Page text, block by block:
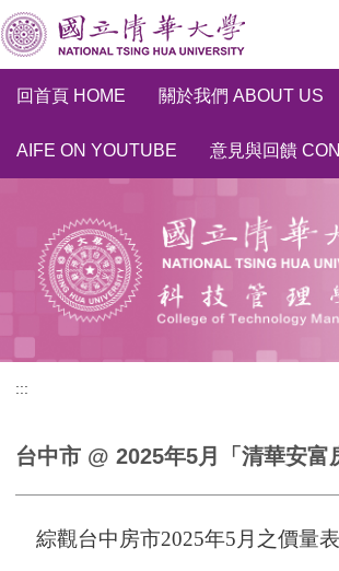
跳
到
主
要
內
區
回首頁 HOME 關於我們 ABOUT US
AIFE ON YOUTUBE 意見與回饋
:::
台中市 @ 2025年5月「清華安富
綜觀台中房市2025年5月之價量